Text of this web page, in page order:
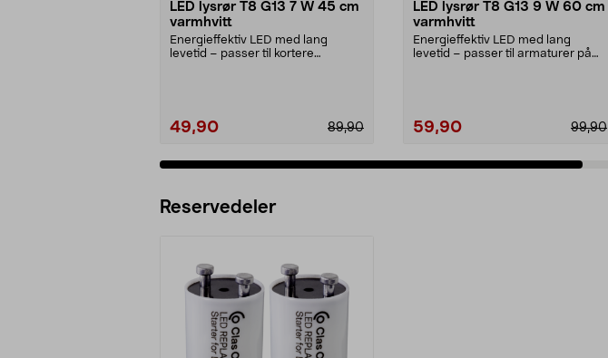
LED lysrør T8 G13 7 W 45 cm
varmhvitt
Energieffektiv LED med lang
levetid – passer til kortere
49,90 89,90
LED lysrør T8 G13 9 W 60 cm
varmhvitt
Energieffektiv LED med lang
levetid – passer til armaturer på
59,90 99,90
Reservedeler